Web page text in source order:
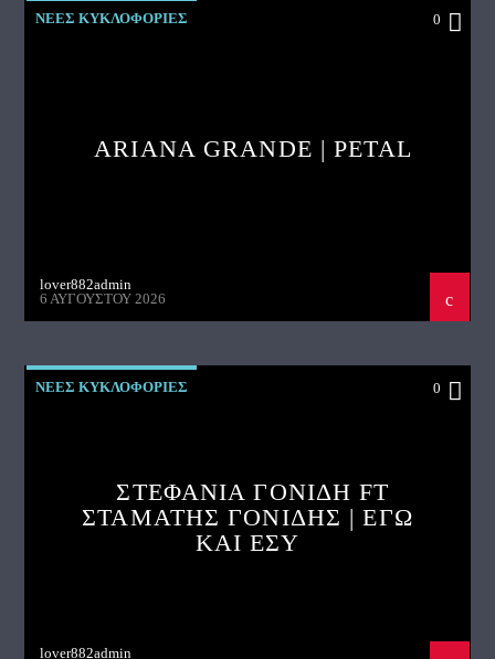
ΝΕΕΣ ΚΥΚΛΟΦΟΡΙΕΣ 0
ARIANA GRANDE | PETAL
lover882admin
6 ΑΥΓΟΎΣΤΟΥ 2026
ΝΕΕΣ ΚΥΚΛΟΦΟΡΙΕΣ 0
ΣΤΕΦΑΝΙΑ ΓΟΝΙΔΗ FT
ΣΤΑΜΑΤΗΣ ΓΟΝΙΔΗΣ | ΕΓΩ
ΚΑΙ ΕΣΥ
lover882admin